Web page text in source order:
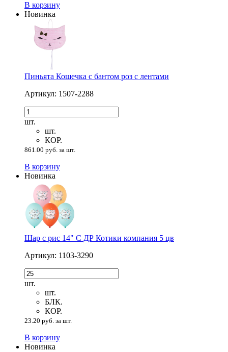
В корзину
Новинка
Пиньята Кошечка с бантом роз с лентами
Артикул: 1507-2288
шт.
шт.
КОР.
861.00 руб. за шт.
В корзину
Новинка
Шар с рис 14" С ДР Котики компания 5 цв
Артикул: 1103-3290
шт.
шт.
БЛК.
КОР.
23.20 руб. за шт.
В корзину
Новинка